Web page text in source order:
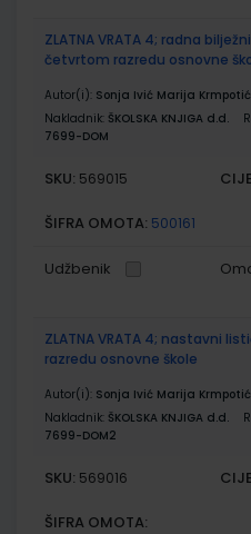
ZLATNA VRATA 4; radna
četvrtom razredu osnovne
Autor(i): Sonja Ivić Marija Krmpotić
Nakladnik: ŠKOLSKA KNJIGA d.d.
7699-DOM
SKU: 569015
ŠIFRA OMOTA: 500161
Udžbenik
ZLATNA VRATA 4; nastavni
razredu osnovne škole
Autor(i): Sonja Ivić Marija Krmpotić
Nakladnik: ŠKOLSKA KNJIGA d.d.
7699-DOM2
SKU: 569016
ŠIFRA OMOTA: